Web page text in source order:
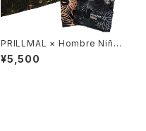
PRILLMAL × Hombre Niño
- Tie Dye Tenugui
¥5,500